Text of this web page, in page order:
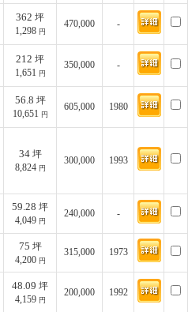
362 坪
1,298 円
470,000 -
212 坪
1,651 円
350,000 -
56.8 坪
10,651 円
605,000 1980
34坪
8,824 円
300,000 1993
59.28 坪
4,049 円
240,000 -
75 坪
4,200 円
315,000 1973
48.09 坪
4,159 円
200,000 1992